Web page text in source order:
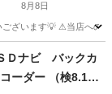
8月8日
ございます💡 ⚠当店へ
Ｄナビ バックカ
ーダー （検8.1